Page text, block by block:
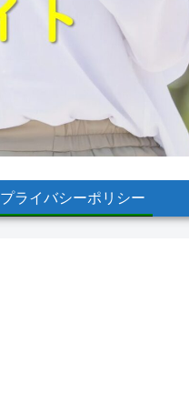
プライバシーポリシー